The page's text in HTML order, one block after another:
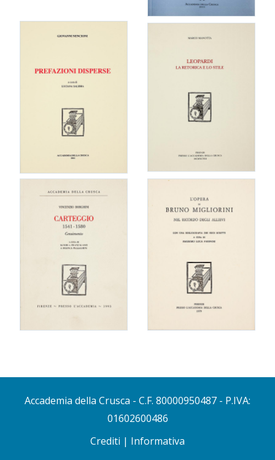
Accademia della Crusca - C.F. 80000950487 - P.IVA:
01602600486
Crediti | Informativa